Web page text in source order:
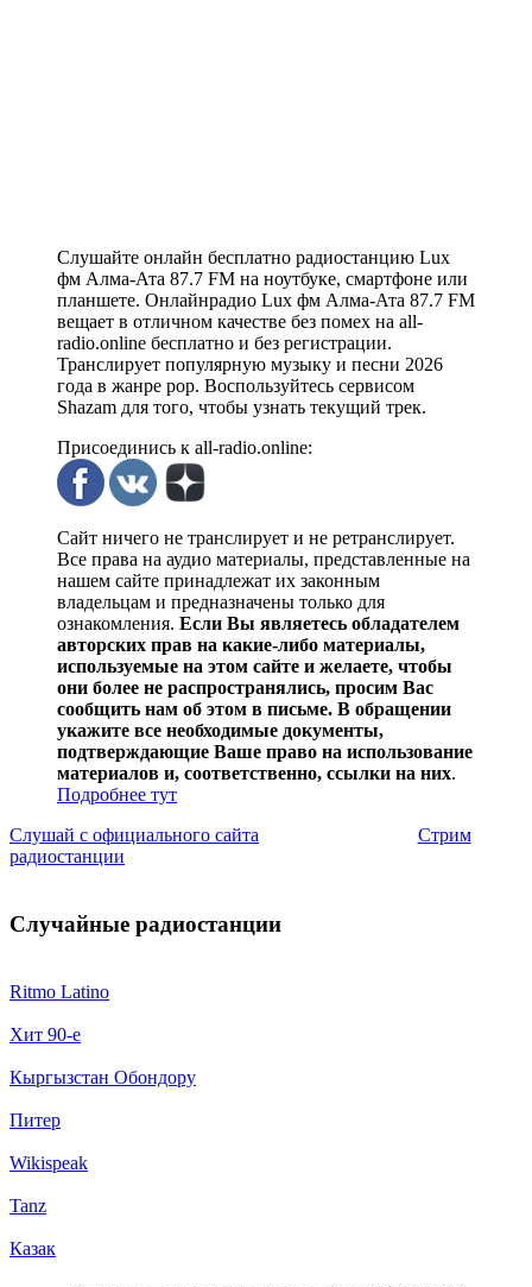
Слушайте онлайн бесплатно радиостанцию Lux
фм Алма-Ата 87.7 FM на ноутбуке, смартфоне или
планшете. Онлайнрадио Lux фм Алма-Ата 87.7 FM
вещает в отличном качестве без помех на all-
radio.online бесплатно и без регистрации.
Транслирует популярную музыку и песни 2026
года в жанре pop. Воспользуйтесь сервисом
Shazam для того, чтобы узнать текущий трек.
Присоединись к all-radio.online:
Сайт ничего не транслирует и не ретранслирует.
Все права на аудио материалы, представленные на
нашем сайте принадлежат их законным
владельцам и предназначены только для
ознакомления. Если Вы являетесь обладателем
авторских прав на какие-либо материалы,
используемые на этом сайте и желаете, чтобы
они более не распространялись, просим Вас
сообщить нам об этом в письме. В обращении
укажите все необходимые документы,
подтверждающие Ваше право на использование
материалов и, соответственно, ссылки на них.
Подробнее тут
Слушай с официального сайта
Стрим
радиостанции
Случайные радиостанции
Ritmo Latino
Хит 90-е
Кыргызстан Обондору
Питер
Wikispeak
Tanz
Казак